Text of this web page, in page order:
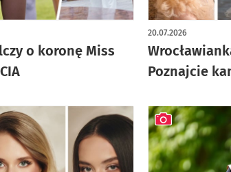
o koronę Miss
Poznajcie
20.07.2026
artykuł z galerią